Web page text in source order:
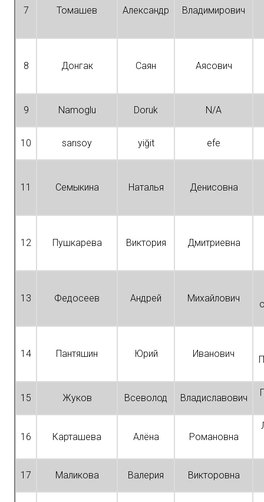
7 Томашев Александр Владимирович
8 Донгак Саян Аясович
9 Namoglu Doruk N/A
10 sarısoy yiğit efe
11 Семыкина Наталья Денисовна
12 Пушкарева Виктория Дмитриевна
13 Федосеев Андрей Михайлович
14 Пантяшин Юрий Иванович
15 Жуков Всеволод Владиславович
16 Карташева Алёна Романовна
17 Маликова Валерия Викторовна